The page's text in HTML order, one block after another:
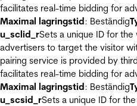
facilitates real-time bidding for
Maximal lagringstid: Beständig
u_sclid_rSets a unique ID for
advertisers to target the visitor
pairing service is provided by
facilitates real-time bidding for
Maximal lagringstid: Beständig
u_scsid_rSets a unique ID for